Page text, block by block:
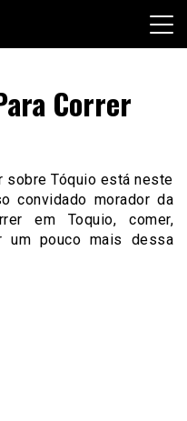
Correr
sobre Tóquio está neste
convidado morador da
em Toquio, comer,
um pouco mais dessa